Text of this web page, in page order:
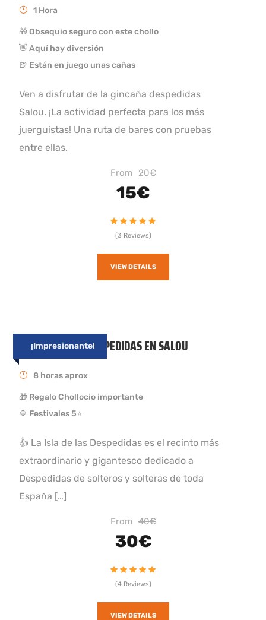
1 Hora
🎁 Obsequio seguro con este chollo
👋 Aquí hay diversión
🍺 Están en juego unas cañas
Ven a disfrutar de la gincaña despedidas
Salou. ¡La actividad perfecta para los más
juerguistas! Una ruta de bares con pruebas
entre ellas.
From 20€
15€
(3 Reviews)
VIEW DETAILS
¡Impresionante!
LA ISLA DE LAS DESPEDIDAS EN SALOU
8 horas aprox
🎁 Regalo Chollocio importante
🔷 Festivales 5⭐
👍 La Isla de las Despedidas es el recinto más
extraordinario y gigantesco dedicado a
Despedidas de solteros y solteras de toda
España […]
From 40€
30€
(4 Reviews)
VIEW DETAILS